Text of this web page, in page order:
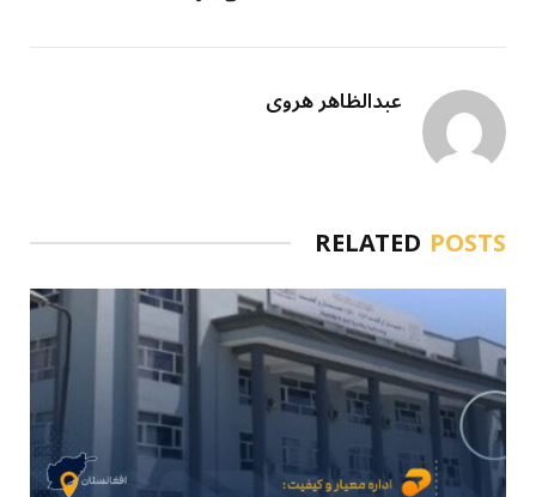
عبدالظاهر هروی
RELATED POSTS